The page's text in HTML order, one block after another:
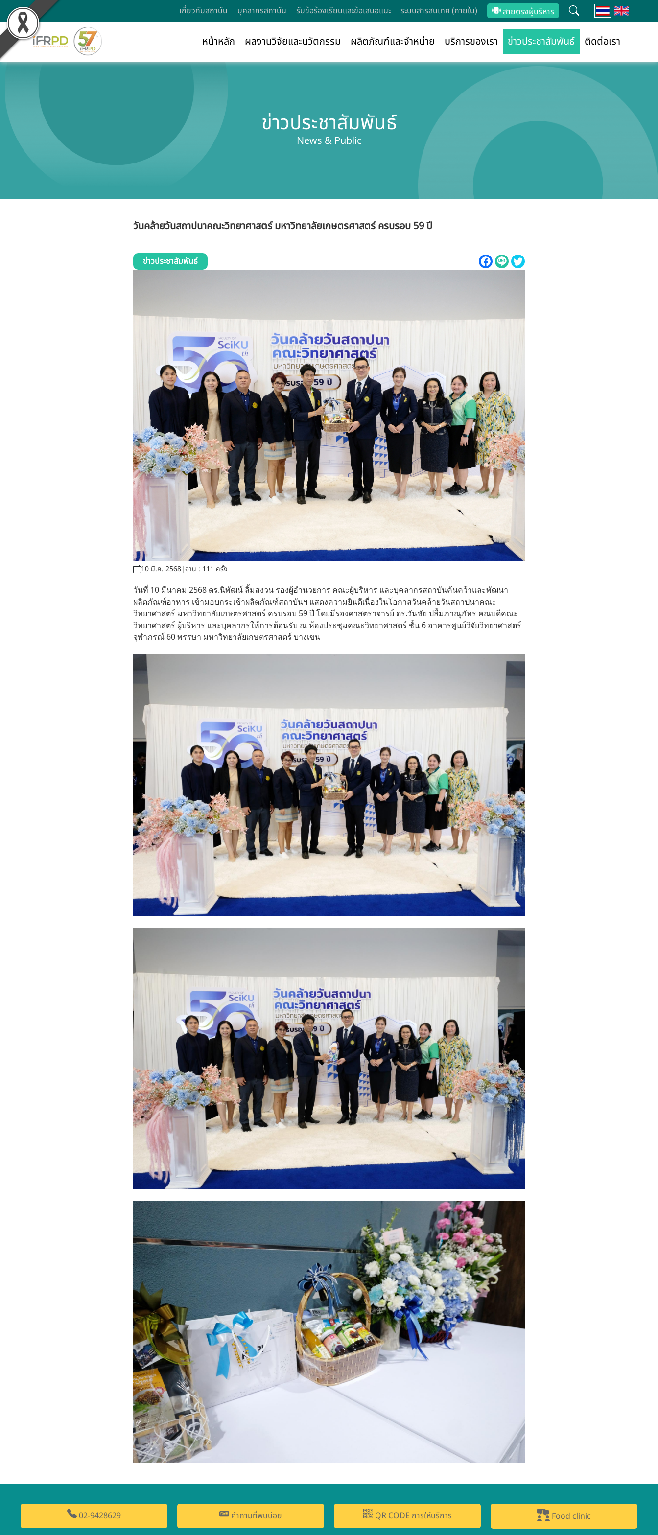
เกี่ยวกับสถาบัน บุคลากรสถาบัน รับข้อร้องเรียนและข้อเสนอแนะ ระบบสารสนเทศ (ภายใน) สายตรงผู้บริหาร
หน้าหลัก ผลงานวิจัยและนวัตกรรม ผลิตภัณฑ์และจำหน่าย บริการของเรา ข่าวประชาสัมพันธ์ ติดต่อเรา
ข่าวประชาสัมพันธ์
News & Public
วันคล้ายวันสถาปนาคณะวิทยาศาสตร์ มหาวิทยาลัยเกษตรศาสตร์ ครบรอบ 59 ปี
ข่าวประชาสัมพันธ์
10 มี.ค. 2568|อ่าน : 111 ครั้ง
วันที่ 10 มีนาคม 2568 ดร.นิพัฒน์ ลิ้มสงวน รองผู้อำนวยการ คณะผู้บริหาร และบุคลากรสถาบันค้นคว้าและพัฒนา
ผลิตภัณฑ์อาหาร เข้ามอบกระเช้าผลิตภัณฑ์สถาบันฯ แสดงความยินดีเนื่องในโอกาสวันคล้ายวันสถาปนาคณะ
วิทยาศาสตร์ มหาวิทยาลัยเกษตรศาสตร์ ครบรอบ 59 ปี โดยมีรองศาสตราจารย์ ดร.วันชัย ปลื้มภาณุภัทร คณบดีคณะ
วิทยาศาสตร์ ผู้บริหาร และบุคลากรให้การต้อนรับ ณ ห้องประชุมคณะวิทยาศาสตร์ ชั้น 6 อาคารศูนย์วิจัยวิทยาศาสตร์
จุฬาภรณ์ 60 พรรษา มหาวิทยาลัยเกษตรศาสตร์ บางเขน
02-9428629 คำถามที่พบบ่อย QR CODE การให้บริการ Food clinic